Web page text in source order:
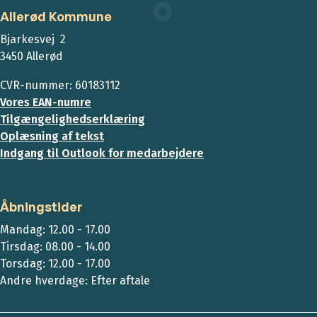
Allerød Kommune
Bjarkesvej 2
3450 Allerød
CVR-nummer: 60183112
Vores EAN-numre
Tilgængelighedserklæring
Oplæsning af tekst
Indgang til Outlook for medarbejdere
Åbningstider
Mandag: 12.00 - 17.00
Tirsdag: 08.00 - 14.00
Torsdag: 12.00 - 17.00
Andre hverdage: Efter aftale